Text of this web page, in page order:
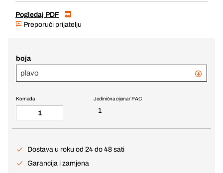
Pogledaj PDF
Preporuči prijatelju
boja
plavo
Jedinična cijena / PAC
1
Komada
Dostava u roku od 24 do 48 sati
Garancija i zamjena